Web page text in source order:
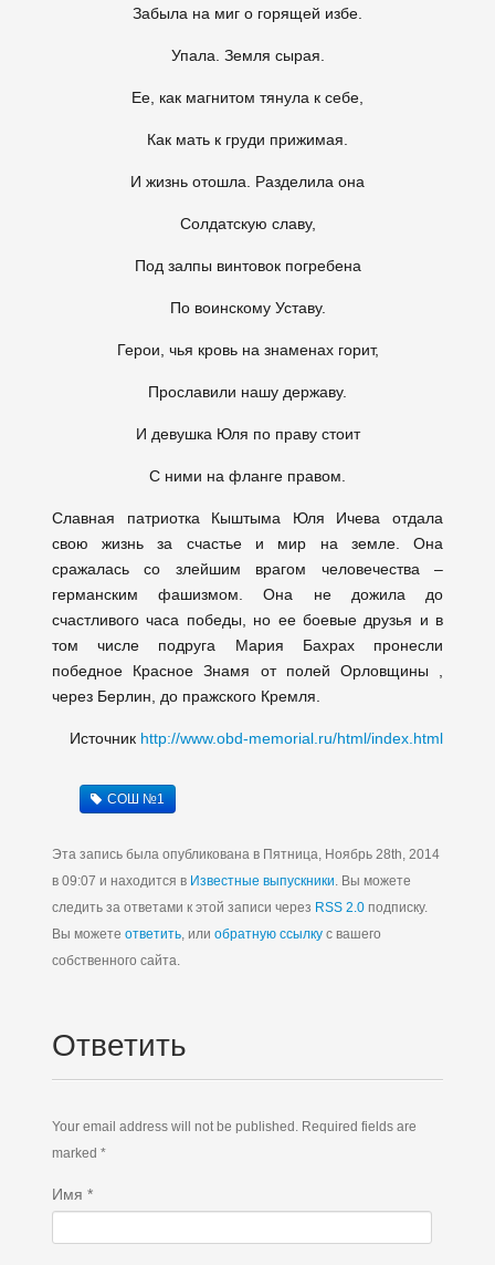
Забыла на миг о горящей избе.
Упала. Земля сырая.
Ее, как магнитом тянула к себе,
Как мать к груди прижимая.
И жизнь отошла. Разделила она
Солдатскую славу,
Под залпы винтовок погребена
По воинскому Уставу.
Герои, чья кровь на знаменах горит,
Прославили нашу державу.
И девушка Юля по праву стоит
С ними на фланге правом.
Славная патриотка Кыштыма Юля Ичева отдала
свою жизнь за счастье и мир на земле. Она
сражалась со злейшим врагом человечества –
германским фашизмом. Она не дожила до
счастливого часа победы, но ее боевые друзья и в
том числе подруга Мария Бахрах пронесли
победное Красное Знамя от полей Орловщины ,
через Берлин, до пражского Кремля.
Источник http://www.obd-memorial.ru/html/index.html
СОШ №1
Эта запись была опубликована в Пятница, Ноябрь 28th, 2014
в 09:07 и находится в Известные выпускники. Вы можете
следить за ответами к этой записи через RSS 2.0подписку.
Вы можете ответить, или обратную ссылкус вашего
собственного сайта.
Ответить
Your email address will not be published. Required fields are
marked *
Имя *